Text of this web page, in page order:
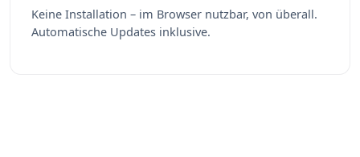
Keine Installation – im Browser nutzbar, von überall.
Automatische Updates inklusive.